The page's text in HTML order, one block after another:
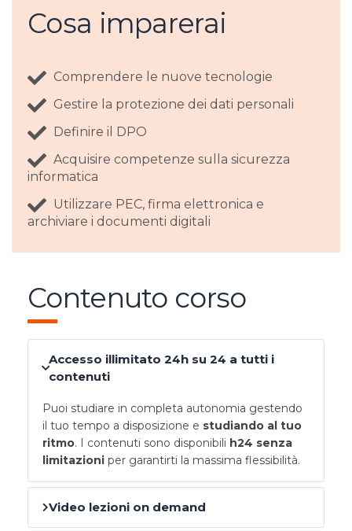
Cosa imparerai
Comprendere le nuove tecnologie
Gestire la protezione dei dati personali
Definire il DPO
Acquisire competenze sulla sicurezza
informatica
Utilizzare PEC, firma elettronica e
archiviare i documenti digitali
Contenuto corso
Accesso illimitato 24h su 24 a tutti i
contenuti
Puoi studiare in completa autonomia gestendo
il tuo tempo a disposizione e studiando al tuo
ritmo. I contenuti sono disponibili h24 senza
limitazioni per garantirti la massima flessibilità.
Video lezioni on demand